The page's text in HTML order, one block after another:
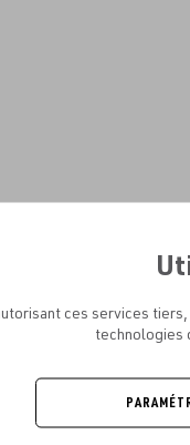
ces services
technologies